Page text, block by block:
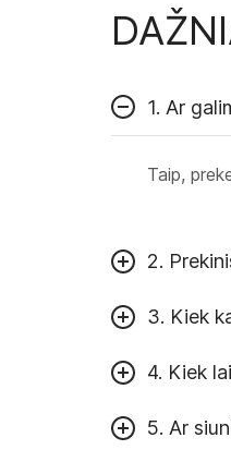
1. Ar
Taip,
2.
3. Kiek
4. Kiek
5. Ar